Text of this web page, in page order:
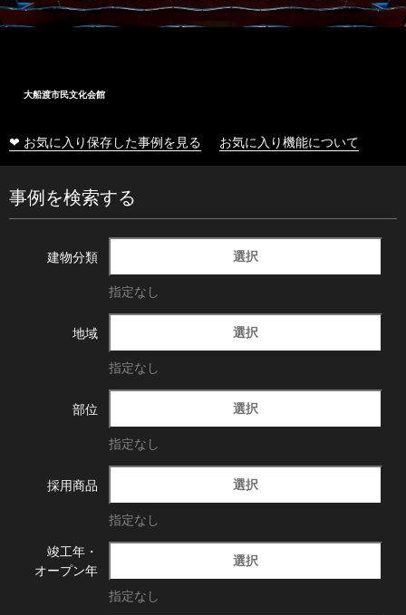
大船渡市民文化会館
❤ お気に入り保存した事例を見る お気に入り機能について
事例を検索する
建物分類 選択
指定なし
地域 選択
指定なし
部位 選択
指定なし
採用商品 選択
指定なし
竣工年・
オープン年
選択
指定なし